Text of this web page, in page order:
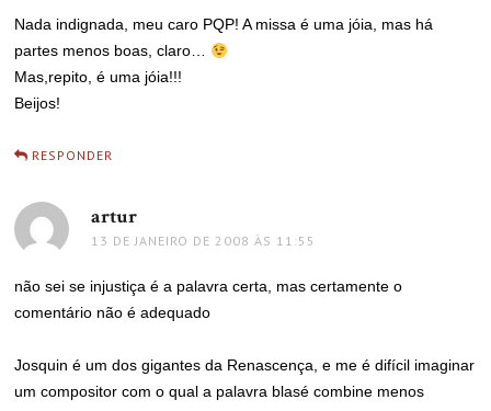
Nada indignada, meu caro PQP! A missa é uma jóia, mas há
partes menos boas, claro…
Mas,repito, é uma jóia!!!
Beijos!
RESPONDER
artur
13 DE JANEIRO DE 2008 ÀS 11:55
não sei se injustiça é a palavra certa, mas certamente o
comentário não é adequado
Josquin é um dos gigantes da Renascença, e me é difícil imaginar
um compositor com o qual a palavra blasé combine menos